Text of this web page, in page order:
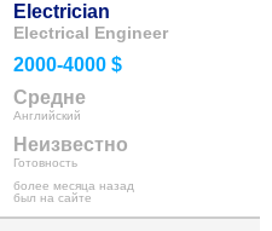
Electrician
Electrical Engineer
2000-4000 $
Средне
Английский
Неизвестно
Готовность
более месяца назад
был на сайте